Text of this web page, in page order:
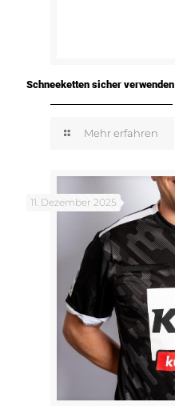
Schneeketten sicher verwenden
Mehr erfahren
11. Dezember 2025